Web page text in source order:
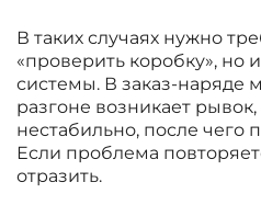
В таких случаях нужно
«проверить коробку», но
системы. В заказ-наряде
разгоне возникает
нестабильно, после чего
Если проблема
отразить.